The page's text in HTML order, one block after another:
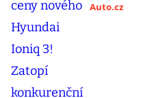
Auto.cz